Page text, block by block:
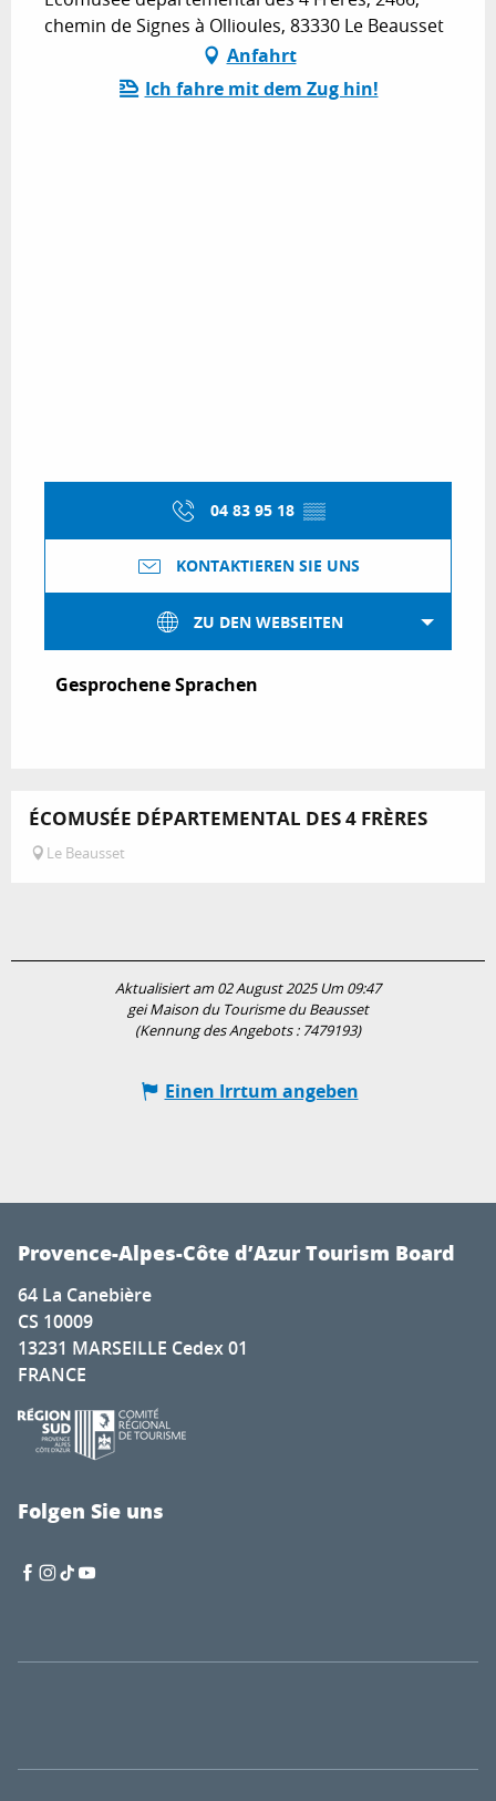
chemin de Signes à Ollioules, 83330 Le Beausset
Anfahrt
Ich fahre mit dem Zug hin!
04 83 95 18 ▒▒
KONTAKTIEREN SIE UNS
ZU DEN WEBSEITEN
Gesprochene Sprachen
Gesprochene Sprachen
ÉCOMUSÉE DÉPARTEMENTAL DES 4 FRÈRES
Le Beausset
Aktualisiert am 02 August 2025 Um 09:47
gei Maison du Tourisme du Beausset
(Kennung des Angebots : 7479193)
Einen Irrtum angeben
Provence-Alpes-Côte d’Azur Tourism Board
64 La Canebière
CS 10009
13231 MARSEILLE Cedex 01
FRANCE
Folgen Sie uns